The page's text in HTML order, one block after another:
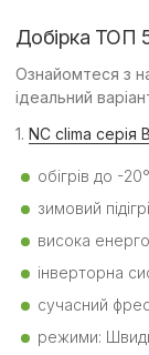
Добірка ТОП 5
Ознайомтеся з
ідеальний
1. NC clima серія
обігрів до -
зимовий
висока
інверторна
сучасний
режими: